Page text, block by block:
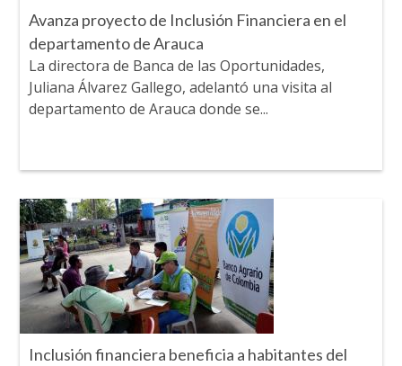
Avanza proyecto de Inclusión Financiera en el
departamento de Arauca
La directora de Banca de las Oportunidades,
Juliana Álvarez Gallego, adelantó una visita al
departamento de Arauca donde se...
Inclusión financiera beneficia a habitantes del